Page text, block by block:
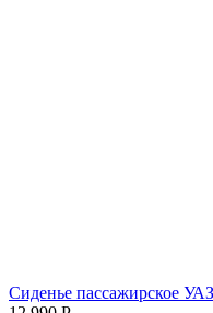
Сиденье пассажирское